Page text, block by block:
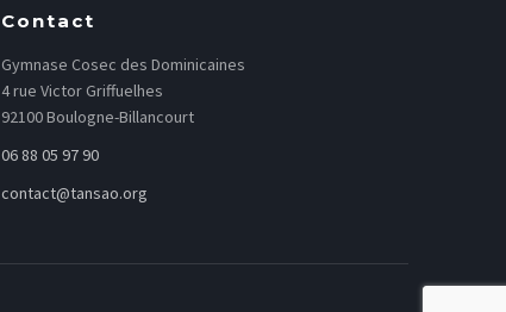
Contact
Gymnase Cosec des Dominicaines
4 rue Victor Griffuelhes
92100 Boulogne-Billancourt
06 88 05 97 90
contact@tansao.org